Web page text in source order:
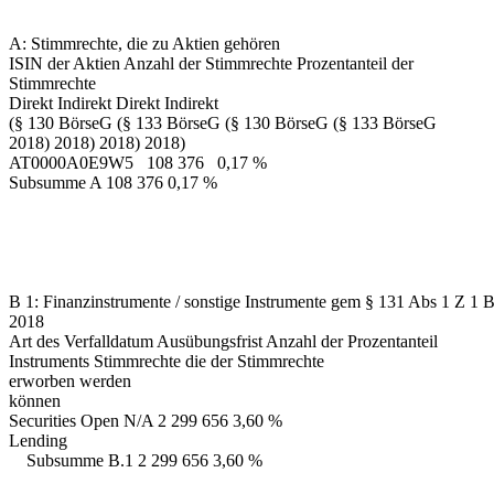
A: Stimmrechte, die zu Aktien gehören
ISIN der Aktien Anzahl der Stimmrechte Prozentanteil der
Stimmrechte
Direkt Indirekt Direkt Indirekt
(§ 130 BörseG (§ 133 BörseG (§ 130 BörseG (§ 133 BörseG
2018) 2018) 2018) 2018)
AT0000A0E9W5 108 376 0,17 %
Subsumme A 108 376 0,17 %
B 1: Finanzinstrumente / sonstige Instrumente gem § 131 Abs 1 Z 1
2018
Art des Verfalldatum Ausübungsfrist Anzahl der Prozentanteil
Instruments Stimmrechte die der Stimmrechte
erworben werden
können
Securities Open N/A 2 299 656 3,60 %
Lending
Subsumme B.1 2 299 656 3,60 %